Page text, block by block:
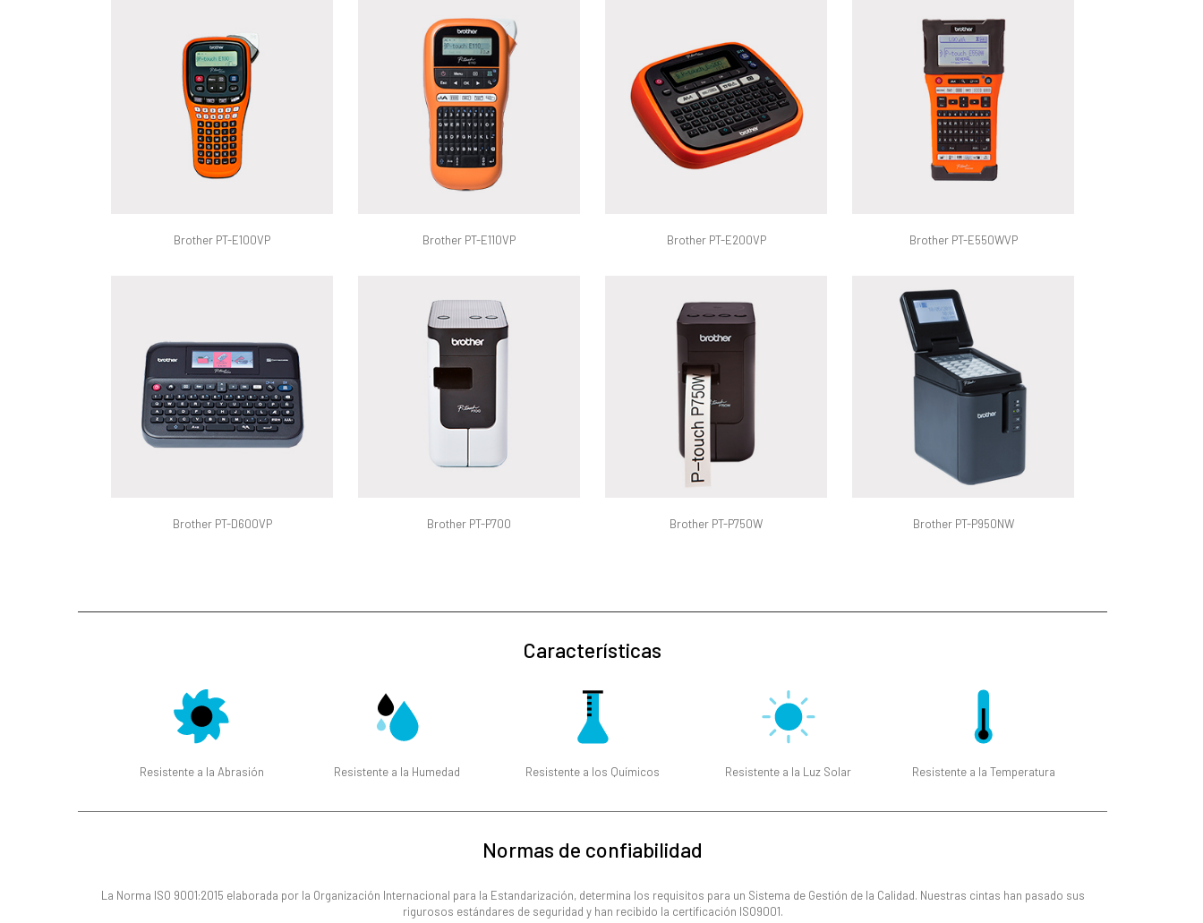
Brother PT-E100VP Brother PT-E110VP Brother PT-E200VP Brother PT-E550WVP
Brother PT-D600VP Brother PT-P700 Brother PT-P750W Brother PT-P950NW
Características
Resistente a la Abrasión Resistente a la Humedad Resistente a los Químicos Resistente a la Luz Solar Resistente a la Temperatura
Normas de confiabilidad
La Norma ISO 9001:2015 elaborada por la Organización Internacional para la Estandarización, determina los requisitos para un Sistema de Gestión de la Calidad. Nuestras cintas han pasado sus
rigurosos estándares de seguridad y han recibido la certificación ISO9001.